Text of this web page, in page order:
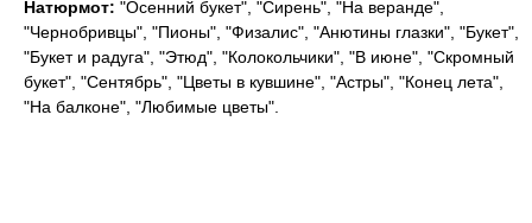
Натюрмот: "Осенний букет", "Сирень", "На веранде",
"Чернобривцы", "Пионы", "Физалис", "Анютины глазки", "Букет",
"Букет и радуга", "Этюд", "Колокольчики", "В июне", "Скромный
букет", "Сентябрь", "Цветы в кувшине", "Астры", "Конец лета",
"На балконе", "Любимые цветы".